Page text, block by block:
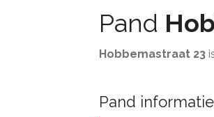
Pand
Hobbemastraat 23
Pand informatie